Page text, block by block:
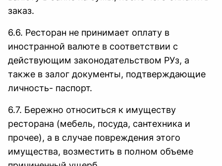
заказ.
6.6. Ресторан не принимает оплату в
иностранной валюте в соответствии с
действующим законодательством РУз, а
также в залог документы, подтверждающие
личность- паспорт.
6.7. Бережно относиться к имуществу
ресторана (мебель, посуда, сантехника и
прочее), а в случае повреждения этого
имущества, возместить в полном объеме